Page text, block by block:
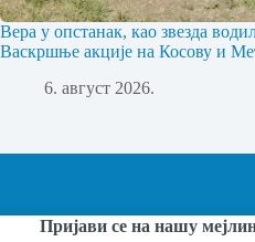
Вера у опстанак, као звезда
Васкршње акције на Косову и
6. август 2026.
Пријави се на нашу